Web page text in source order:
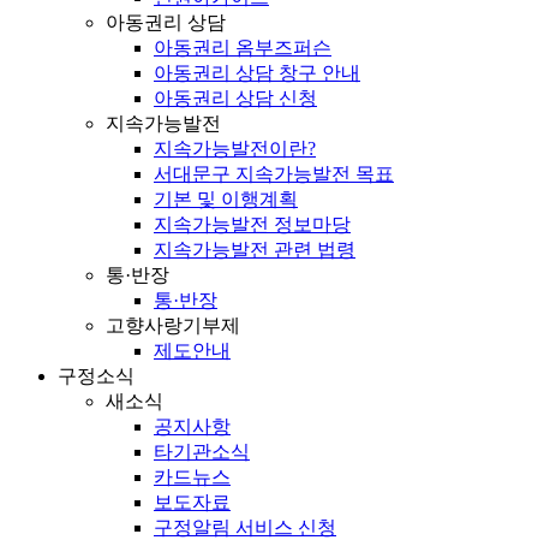
아동권리 상담
아동권리 옴부즈퍼슨
아동권리 상담 창구 안내
아동권리 상담 신청
지속가능발전
지속가능발전이란?
서대문구 지속가능발전 목표
기본 및 이행계획
지속가능발전 정보마당
지속가능발전 관련 법령
통·반장
통·반장
고향사랑기부제
제도안내
구정소식
새소식
공지사항
타기관소식
카드뉴스
보도자료
구정알림 서비스 신청